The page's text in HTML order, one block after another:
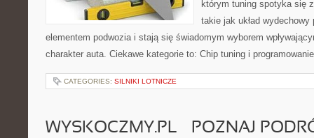
którym tuning spotyka się
takie jak układ
elementem podwozia i stają się świadomym wyborem
charakter auta. Ciekawe kategorie to: Chip tuning i
CATEGORIES: SILNIKI LOTNICZE
WYSKOCZMY.PL – POZNAJ